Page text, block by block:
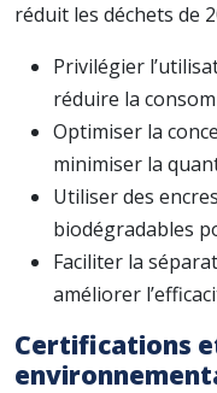
réduit les déchets de
Privilégier
réduire la
Optimiser la
minimiser la
Utiliser des
biodégradables
Faciliter la
améliorer
Certifications